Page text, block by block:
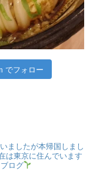
でフォロー
ましたが本帰国しまし
は東京に住んでいます
ログ